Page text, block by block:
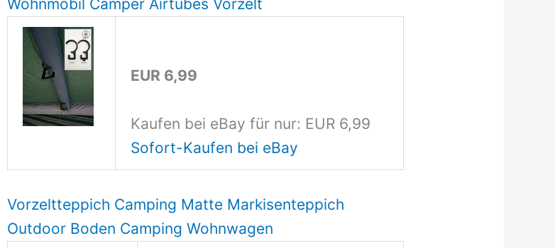
Wohnmobil Camper Airtubes Vorzelt
EUR 6,99
Kaufen bei eBay für nur: EUR 6,99
Sofort-Kaufen bei eBay
Vorzeltteppich Camping Matte Markisenteppich
Outdoor Boden Camping Wohnwagen